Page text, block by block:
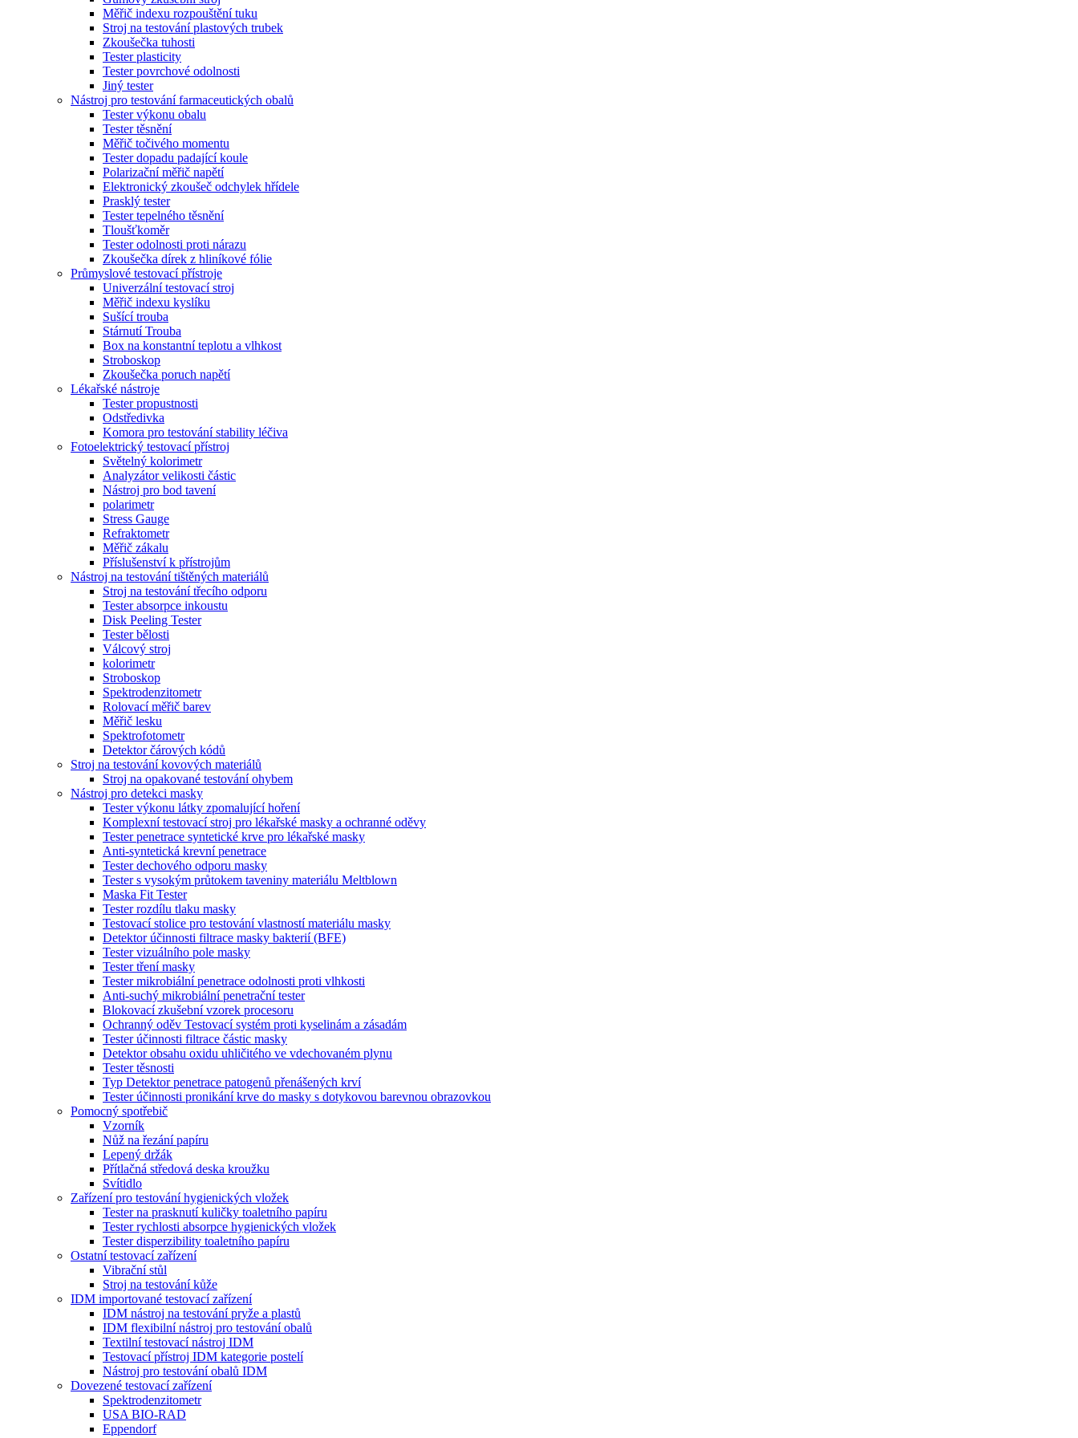
Měřič indexu rozpouštění tuku
Stroj na testování plastových trubek
Zkoušečka tuhosti
Tester plasticity
Tester povrchové odolnosti
Jiný tester
Nástroj pro testování farmaceutických obalů
Tester výkonu obalu
Tester těsnění
Měřič točivého momentu
Tester dopadu padající koule
Polarizační měřič napětí
Elektronický zkoušeč odchylek hřídele
Prasklý tester
Tester tepelného těsnění
Tloušťkoměr
Tester odolnosti proti nárazu
Zkoušečka dírek z hliníkové fólie
Průmyslové testovací přístroje
Univerzální testovací stroj
Měřič indexu kyslíku
Sušící trouba
Stárnutí Trouba
Box na konstantní teplotu a vlhkost
Stroboskop
Zkoušečka poruch napětí
Lékařské nástroje
Tester propustnosti
Odstředivka
Komora pro testování stability léčiva
Fotoelektrický testovací přístroj
Světelný kolorimetr
Analyzátor velikosti částic
Nástroj pro bod tavení
polarimetr
Stress Gauge
Refraktometr
Měřič zákalu
Příslušenství k přístrojům
Nástroj na testování tištěných materiálů
Stroj na testování třecího odporu
Tester absorpce inkoustu
Disk Peeling Tester
Tester bělosti
Válcový stroj
kolorimetr
Stroboskop
Spektrodenzitometr
Rolovací měřič barev
Měřič lesku
Spektrofotometr
Detektor čárových kódů
Stroj na testování kovových materiálů
Stroj na opakované testování ohybem
Nástroj pro detekci masky
Tester výkonu látky zpomalující hoření
Komplexní testovací stroj pro lékařské masky a ochranné oděvy
Tester penetrace syntetické krve pro lékařské masky
Anti-syntetická krevní penetrace
Tester dechového odporu masky
Tester s vysokým průtokem taveniny materiálu Meltblown
Maska Fit Tester
Tester rozdílu tlaku masky
Testovací stolice pro testování vlastností materiálu masky
Detektor účinnosti filtrace masky bakterií (BFE)
Tester vizuálního pole masky
Tester tření masky
Tester mikrobiální penetrace odolnosti proti vlhkosti
Anti-suchý mikrobiální penetrační tester
Blokovací zkušební vzorek procesoru
Ochranný oděv Testovací systém proti kyselinám a zásadám
Tester účinnosti filtrace částic masky
Detektor obsahu oxidu uhličitého ve vdechovaném plynu
Tester těsnosti
Typ Detektor penetrace patogenů přenášených krví
Tester účinnosti pronikání krve do masky s dotykovou barevnou obrazovkou
Pomocný spotřebič
Vzorník
Nůž na řezání papíru
Lepený držák
Přítlačná středová deska kroužku
Svítidlo
Zařízení pro testování hygienických vložek
Tester na prasknutí kuličky toaletního papíru
Tester rychlosti absorpce hygienických vložek
Tester disperzibility toaletního papíru
Ostatní testovací zařízení
Vibrační stůl
Stroj na testování kůže
IDM importované testovací zařízení
IDM nástroj na testování pryže a plastů
IDM flexibilní nástroj pro testování obalů
Textilní testovací nástroj IDM
Testovací přístroj IDM kategorie postelí
Nástroj pro testování obalů IDM
Dovezené testovací zařízení
Spektrodenzitometr
USA BIO-RAD
Eppendorf